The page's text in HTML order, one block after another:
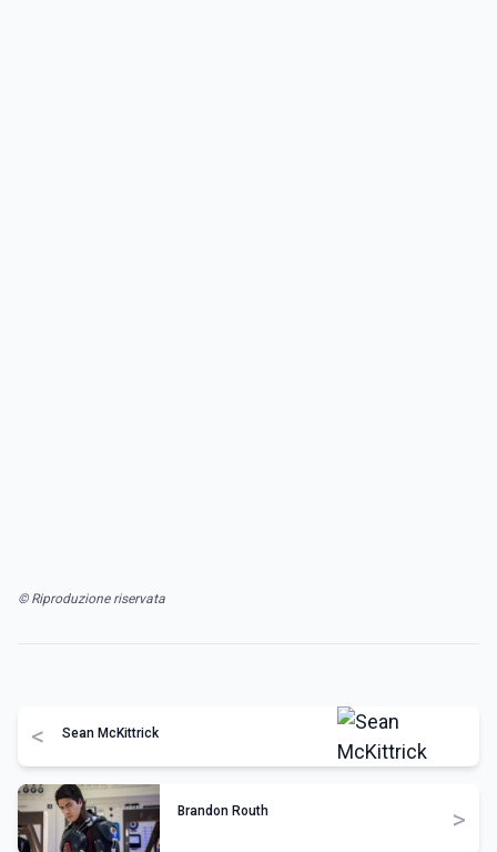
© Riproduzione riservata
< Sean McKittrick
Brandon Routh >